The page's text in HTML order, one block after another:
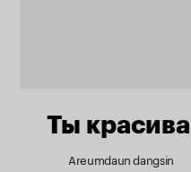
Ты красива
Areumdaun dangsin